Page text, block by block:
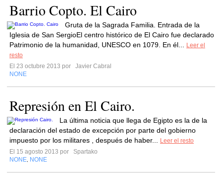
Barrio Copto. El Cairo
Gruta de la Sagrada Familia. Entrada de la
Iglesia de San SergioEl centro histórico de El Cairo fue declarado
Patrimonio de la humanidad, UNESCO en 1079. En él...
Leer el
resto
El 23 octubre 2013 por
Javier Cabral
NONE
Represión en El Cairo.
La última noticia que llega de Egipto es la de la
declaración del estado de excepción por parte del gobierno
impuesto por los militares , después de haber...
Leer el resto
El 15 agosto 2013 por
Spartako
NONE NONE